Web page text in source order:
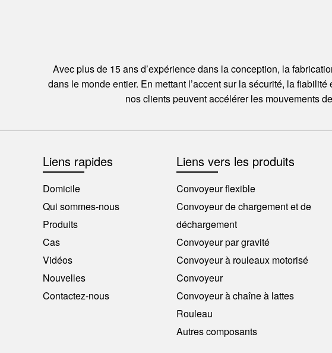
Avec plus de 15 ans d’expérience dans la conception, la
dans le monde entier. En mettant l’accent sur la sécurité, la
nos clients peuvent accélérer les mouvements
Liens rapides
Domicile
Qui sommes-nous
Produits
Cas
Vidéos
Nouvelles
Contactez-nous
Liens vers les produits
Convoyeur flexible
Convoyeur de chargement et de
déchargement
Convoyeur par gravité
Convoyeur à rouleaux motorisé
Convoyeur
Convoyeur à chaîne à lattes
Rouleau
Autres composants